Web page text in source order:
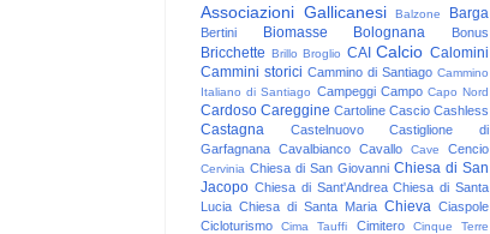
Associazioni Gallicanesi Balzone Barga
Bertini Biomasse Bolognana Bonus
Bricchette Brillo Broglio CAI Calcio Calomini
Cammini storici Cammino di Santiago Cammino
Italiano di Santiago Campeggi Campo Capo Nord
Cardoso Careggine Cartoline Cascio Cashless
Castagna Castelnuovo
Castiglione di
Garfagnana Cavalbianco Cavallo Cave Cencio
Cervinia Chiesa di San Giovanni Chiesa di San
Jacopo Chiesa di Sant'Andrea Chiesa di Santa
Lucia Chiesa di Santa Maria Chieva Ciaspole
Cicloturismo
Cima Tauffi Cimitero
Cinque Terre